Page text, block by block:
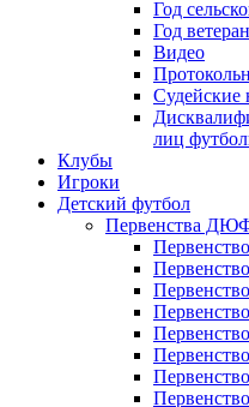
Год
Год
Видео
Судейские
лиц
Клубы
Игроки
Детский футбол
Первенства